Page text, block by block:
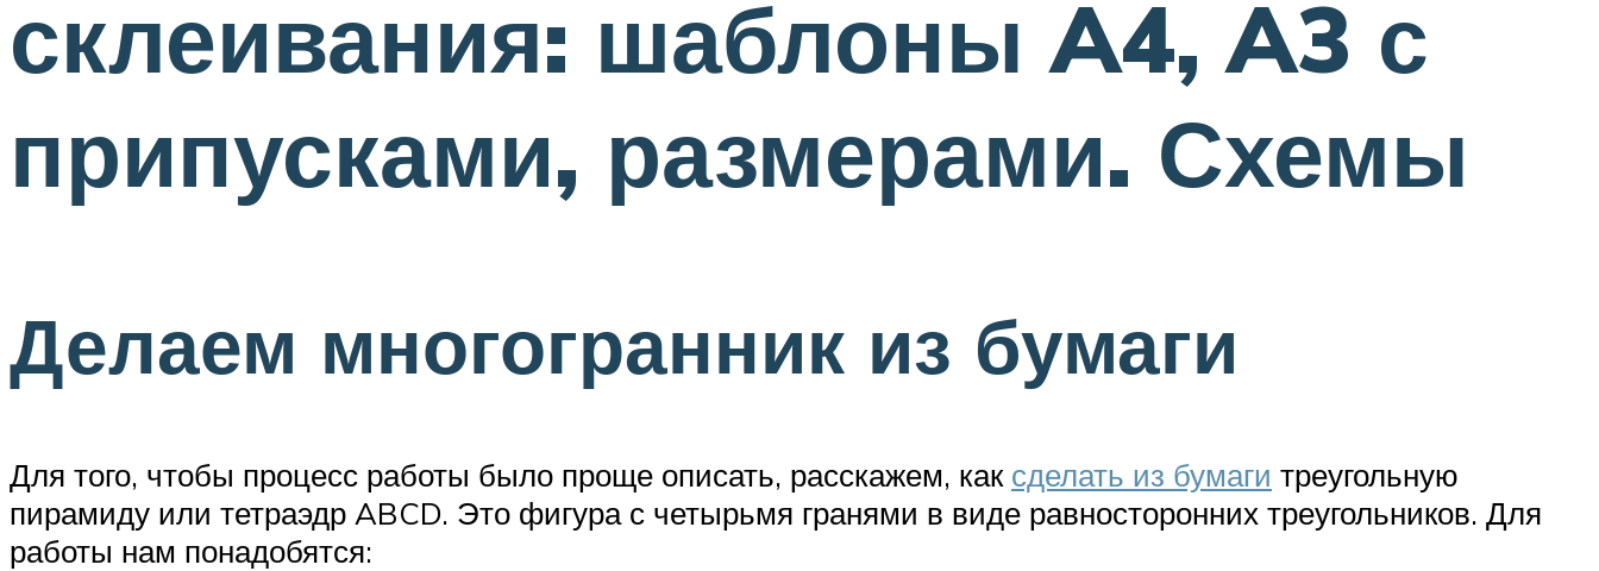
склеивания: шаблоны A4, A3 с
припусками, размерами. Схемы
Делаем многогранник из бумаги
Для того, чтобы процесс работы было проще описать, расскажем, как сделать из бумаги треугольную
пирамиду или тетраэдр ABCD. Это фигура с четырьмя гранями в виде равносторонних треугольников. Для
работы нам понадобятся: